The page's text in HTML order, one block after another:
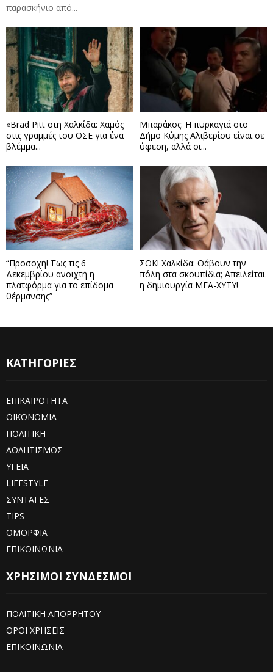
παρασκήνιο από...
«Brad Pitt στη Χαλκίδα: Χαμός
στις γραμμές του ΟΣΕ για ένα
βλέμμα...
Μπαράκος: Η πυρκαγιά στο
Δήμο Κύμης Αλιβερίου είναι σε
ύφεση, αλλά οι...
“Προσοχή! Έως τις 6
Δεκεμβρίου ανοιχτή η
πλατφόρμα για το επίδομα
θέρμανσης”
ΣΟΚ! Χαλκίδα: Θάβουν την
πόλη στα σκουπίδια; Απειλείται
η δημιουργία ΜΕΑ-ΧΥΤΥ!
ΚΑΤΗΓΟΡΙΕΣ
ΕΠΙΚΑΙΡΟΤΗΤΑ
ΟΙΚΟΝΟΜΙΑ
ΠΟΛΙΤΙΚΗ
ΑΘΛΗΤΙΣΜΟΣ
ΥΓΕΙΑ
LIFESTYLE
ΣΥΝΤΑΓΕΣ
TIPS
ΟΜΟΡΦΙΑ
ΕΠΙΚΟΙΝΩΝΙΑ
ΧΡΗΣΙΜΟΙ ΣΥΝΔΕΣΜΟΙ
ΠΟΛΙΤΙΚΗ ΑΠΟΡΡΗΤΟΥ
ΟΡΟΙ ΧΡΗΣΕΙΣ
ΕΠΙΚΟΙΝΩΝΙΑ